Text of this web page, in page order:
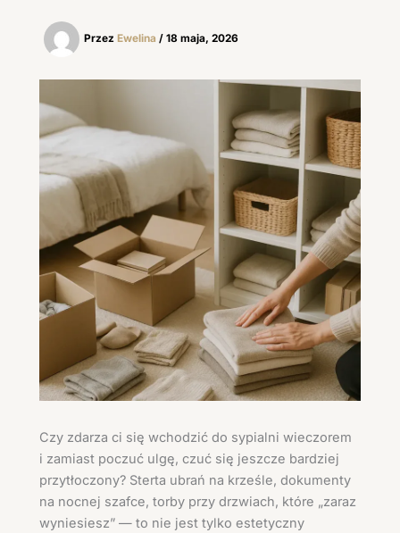
Przez Ewelina / 18 maja, 2026
Czy zdarza ci się wchodzić do sypialni wieczorem
i zamiast poczuć ulgę, czuć się jeszcze bardziej
przytłoczony? Sterta ubrań na krześle, dokumenty
na nocnej szafce, torby przy drzwiach, które „zaraz
wyniesiesz” — to nie jest tylko estetyczny